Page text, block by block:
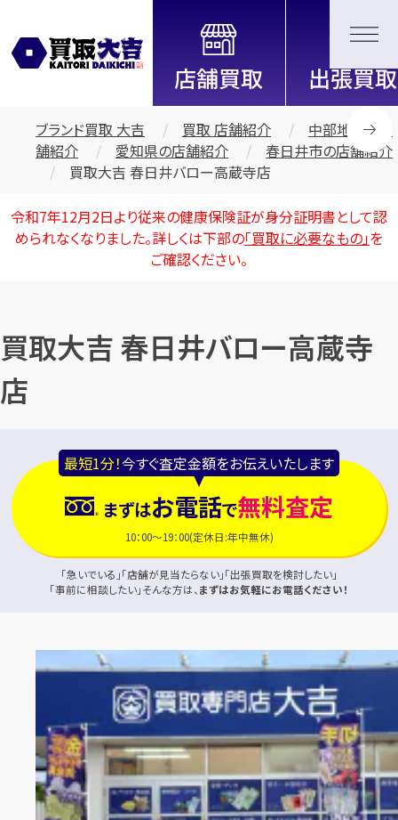
全国2200店舗以上展開中！
信頼と実績の買取専門店「買取大
吉」
ブランド買取 大吉 買取 店舗紹介
中部地区の店
舗紹介
愛知県の店舗紹介
春日井市の店舗紹介
買取大吉 春日井バロー高蔵寺店
令和7年12月2日より従来の健康保険証が身分証明書として認
められなくなりました。詳しくは下部の「買取に必要なもの」を
ご確認ください。
買取大吉 春日井バロー高蔵寺
店
最短1分！今すぐ査定金額をお伝えいたします
まずはお電話で無料査定
10：00～19：00(定休日:年中無休)
「急いでいる」「店舗が見当たらない」「出張買取を検討したい」
「事前に相談したい」そんな方は、 まずはお気軽にお電話ください！